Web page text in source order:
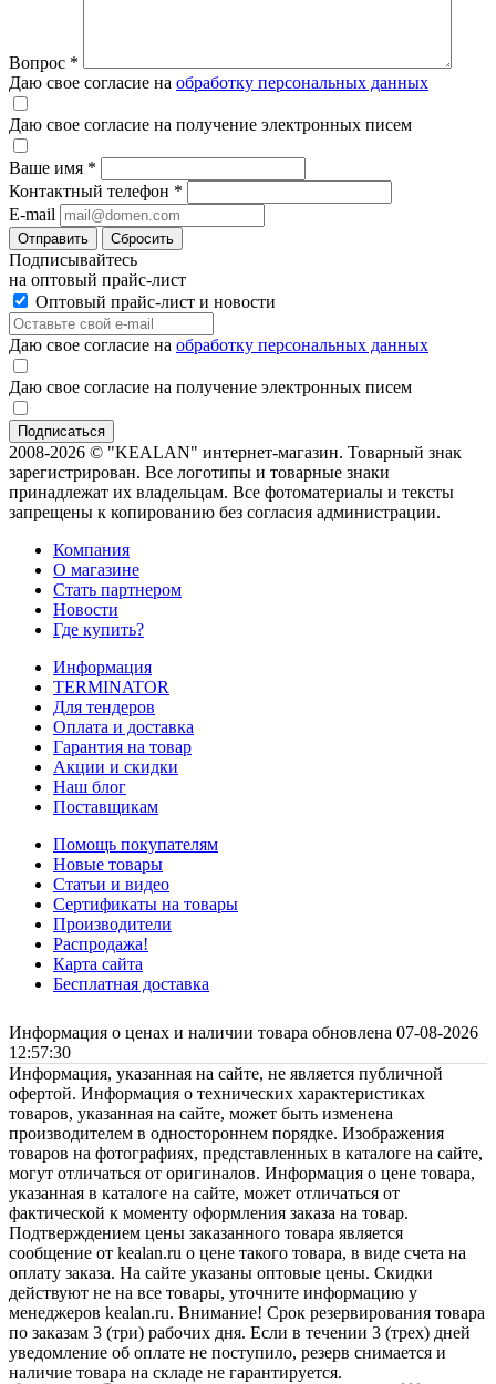
Вопрос *
Даю свое согласие на обработку персональных данных
Даю свое согласие на получение электронных писем
Ваше имя *
Контактный телефон *
E-mail
Отправить Сбросить
Подписывайтесь
на оптовый прайс-лист
Оптовый прайс-лист и новости
Даю свое согласие на обработку персональных данных
Даю свое согласие на получение электронных писем
2008-2026 © "KEALAN" интернет-магазин. Товарный знак
зарегистрирован. Все логотипы и товарные знаки
принадлежат их владельцам. Все фотоматериалы и тексты
запрещены к копированию без согласия администрации.
Компания
О магазине
Стать партнером
Новости
Где купить?
Информация
TERMINATOR
Для тендеров
Оплата и доставка
Гарантия на товар
Акции и скидки
Наш блог
Поставщикам
Помощь покупателям
Новые товары
Статьи и видео
Сертификаты на товары
Производители
Распродажа!
Карта сайта
Бесплатная доставка
Информация о ценах и наличии товара обновлена 07-08-2026
12:57:30
Информация, указанная на сайте, не является публичной
офертой. Информация о технических характеристиках
товаров, указанная на сайте, может быть изменена
производителем в одностороннем порядке. Изображения
товаров на фотографиях, представленных в каталоге на сайте,
могут отличаться от оригиналов. Информация о цене товара,
указанная в каталоге на сайте, может отличаться от
фактической к моменту оформления заказа на товар.
Подтверждением цены заказанного товара является
сообщение от kealan.ru о цене такого товара, в виде счета на
оплату заказа. На сайте указаны оптовые цены. Скидки
действуют не на все товары, уточните информацию у
менеджеров kealan.ru. Внимание! Срок резервирования товара
по заказам 3 (три) рабочих дня. Если в течении 3 (трех) дней
уведомление об оплате не поступило, резерв снимается и
наличие товара на складе не гарантируется.